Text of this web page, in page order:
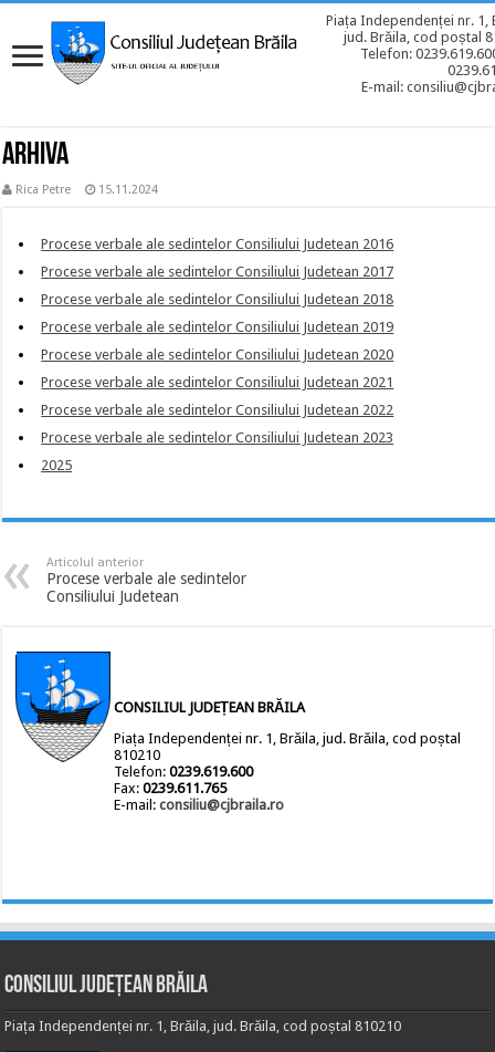
Piața Independenței nr. 1,
jud. Brăila, cod poștal
Telefon:
E-mail:
ARHIVA
Rica Petre 15.11.2024
Procese verbale ale sedintelor Consiliului Judetean 2016
Procese verbale ale sedintelor Consiliului Judetean 2017
Procese verbale ale sedintelor Consiliului Judetean 2018
Procese verbale ale sedintelor Consiliului Judetean 2019
Procese verbale ale sedintelor Consiliului Judetean 2020
Procese verbale ale sedintelor Consiliului Judetean 2021
Procese verbale ale sedintelor Consiliului Judetean 2022
Procese verbale ale sedintelor Consiliului Judetean 2023
2025
Articolul anterior
Procese verbale ale sedintelor
Consiliului Judetean
CONSILIUL JUDEȚEAN BRĂILA
Piața Independenței nr. 1, Brăila, jud. Brăila, cod poștal
810210
Telefon:0239.619.600
Fax:0239.611.765
E-mail:consiliu@cjbraila.ro
Consiliul Județean Brăila
Piața Independenței nr. 1, Brăila, jud. Brăila, cod poștal 810210